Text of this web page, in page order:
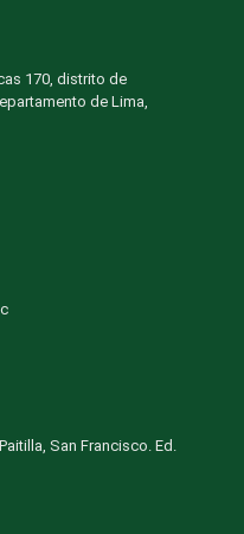
170, distrito de
de Lima,
San Francisco. Ed.